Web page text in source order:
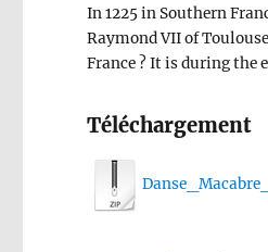
In 1225 in Southern
Raymond VII of
France ? It is during the
Téléchargement